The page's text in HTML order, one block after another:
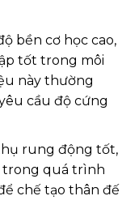
bền cơ học cao,
tốt trong môi
này thường
cầu độ cứng
rung động tốt,
trong quá trình
chế tạo thân đế